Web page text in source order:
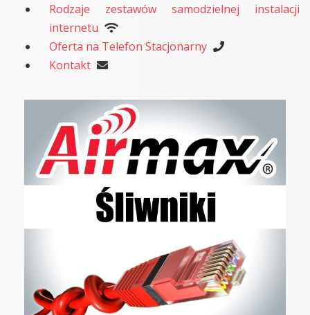
Rodzaje zestawów samodzielnej instalacji
internetu
Oferta na Telefon Stacjonarny
Kontakt